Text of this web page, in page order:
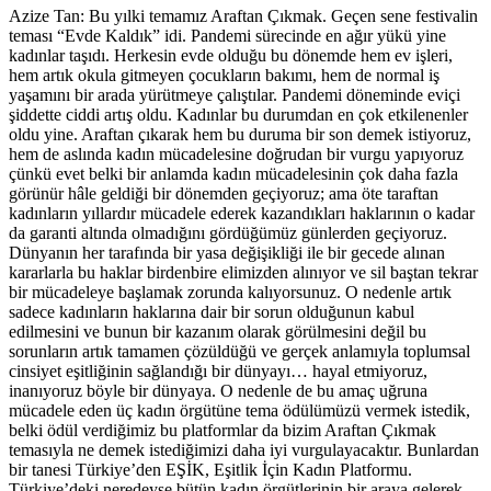
Azize Tan: Bu yılki temamız Araftan Çıkmak. Geçen sene festivalin
teması “Evde Kaldık” idi. Pandemi sürecinde en ağır yükü yine
kadınlar taşıdı. Herkesin evde olduğu bu dönemde hem ev işleri,
hem artık okula gitmeyen çocukların bakımı, hem de normal iş
yaşamını bir arada yürütmeye çalıştılar. Pandemi döneminde eviçi
şiddette ciddi artış oldu. Kadınlar bu durumdan en çok etkilenenler
oldu yine. Araftan çıkarak hem bu duruma bir son demek istiyoruz,
hem de aslında kadın mücadelesine doğrudan bir vurgu yapıyoruz
çünkü evet belki bir anlamda kadın mücadelesinin çok daha fazla
görünür hâle geldiği bir dönemden geçiyoruz; ama öte taraftan
kadınların yıllardır mücadele ederek kazandıkları haklarının o kadar
da garanti altında olmadığını gördüğümüz günlerden geçiyoruz.
Dünyanın her tarafında bir yasa değişikliği ile bir gecede alınan
kararlarla bu haklar birdenbire elimizden alınıyor ve sil baştan tekrar
bir mücadeleye başlamak zorunda kalıyorsunuz. O nedenle artık
sadece kadınların haklarına dair bir sorun olduğunun kabul
edilmesini ve bunun bir kazanım olarak görülmesini değil bu
sorunların artık tamamen çözüldüğü ve gerçek anlamıyla toplumsal
cinsiyet eşitliğinin sağlandığı bir dünyayı… hayal etmiyoruz,
inanıyoruz böyle bir dünyaya. O nedenle de bu amaç uğruna
mücadele eden üç kadın örgütüne tema ödülümüzü vermek istedik,
belki ödül verdiğimiz bu platformlar da bizim Araftan Çıkmak
temasıyla ne demek istediğimizi daha iyi vurgulayacaktır. Bunlardan
bir tanesi Türkiye’den EŞİK, Eşitlik İçin Kadın Platformu.